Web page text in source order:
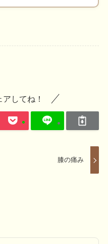
してね！
膝の痛み